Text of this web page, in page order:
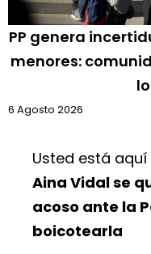
PP genera
menores:
6 Agosto 2026
Usted está aquí
Aina Vidal se
acoso ante la
boicotearla